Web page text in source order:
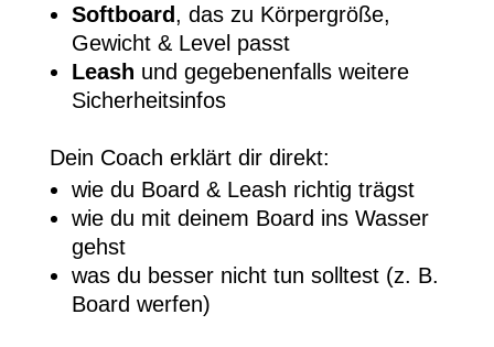
Softboard, das zu Körpergröße,
Gewicht & Level passt
Leash und gegebenenfalls weitere
Sicherheitsinfos
Dein Coach erklärt dir direkt:
wie du Board & Leash richtig trägst
wie du mit deinem Board ins Wasser
gehst
was du besser nicht tun solltest (z. B.
Board werfen)